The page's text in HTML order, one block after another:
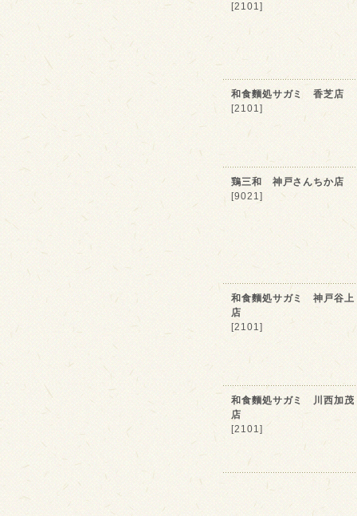
[2101]
和食麵処サガミ 香芝店
[2101]
鶏三和 神戸さんちか店
[9021]
和食麵処サガミ 神戸谷上
店
[2101]
和食麵処サガミ 川西加茂
店
[2101]